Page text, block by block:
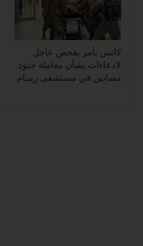
كاتس يأمر بفحص عاجل
لادعاءات بشأن معاملة جنود
مصابين في مستشفى رمبام